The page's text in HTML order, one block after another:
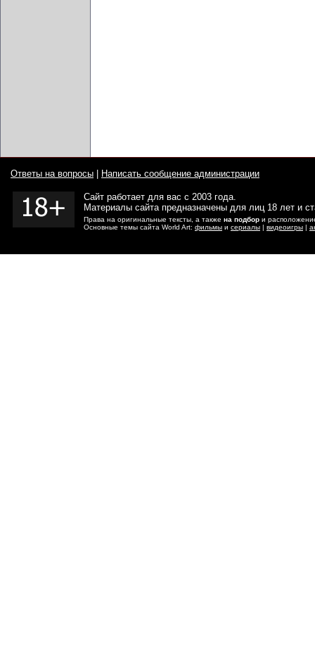
Ответы на вопросы Написать сообщение администрации
Сайт работает для вас с 2003 года.
Материалы сайта предназначены для лиц 18 лет и
Права на оригинальные тексты, а также на подбор и
Основные темы сайта World Art: фильмы и сериалы | видеоигры |